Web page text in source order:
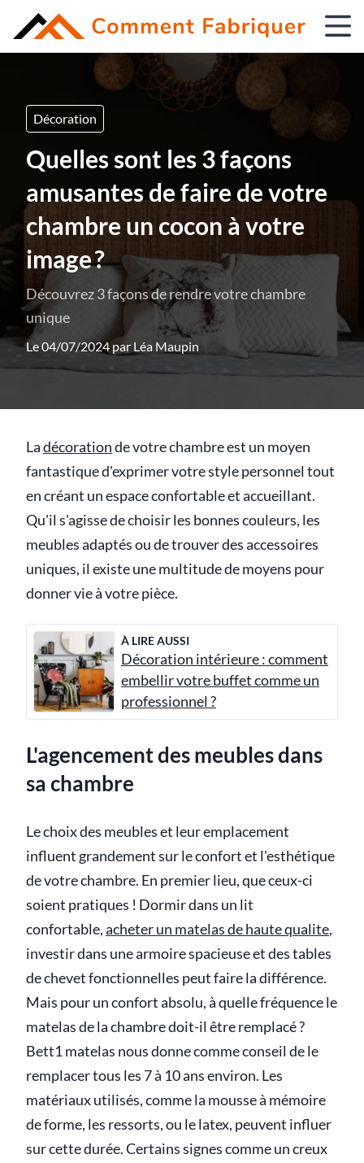
Décoration
Quelles sont les 3 façons
amusantes de faire de votre
chambre un cocon à votre
image ?
Découvrez 3 façons de rendre votre chambre
unique
Le 04/07/2024 par Léa Maupin
Ladécorationde votre chambre est un moyen
fantastique d'exprimer votre style personnel tout
en créant un espace confortable et accueillant.
Qu'il s'agisse de choisir les bonnes couleurs, les
meubles adaptés ou de trouver des accessoires
uniques, il existe une multitude de moyens pour
donner vie à votre pièce.
À LIRE AUSSI
Décoration intérieure : comment
embellir votre buffet comme un
professionnel ?
L'agencement des meubles dans
sa chambre
Le choix des meubles et leur emplacement
influent grandement sur le confort et l'esthétique
de votre chambre. En premier lieu, que ceux-ci
soient pratiques ! Dormir dans un lit
confortable,acheter un matelas de haute qualite,
investir dans une armoire spacieuse et des tables
de chevet fonctionnelles peut faire la différence.
Mais pour un confort absolu, à quelle fréquence le
matelas de la chambre doit-il être remplacé ?
Bett1 matelas nous donne comme conseil de le
remplacer tous les 7 à 10 ans environ. Les
matériaux utilisés, comme la mousse à mémoire
de forme, les ressorts, ou le latex, peuvent influer
sur cette durée. Certains signes comme un creux